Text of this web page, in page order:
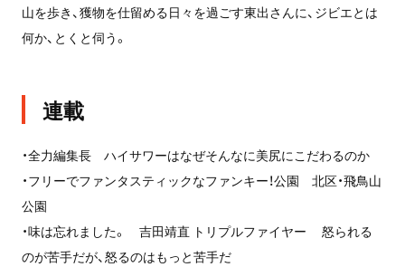
山を歩き、獲物を仕留める日々を過ごす東出さんに、ジビエとは
何か、とくと伺う。
連載
・全力編集長 ハイサワーはなぜそんなに美尻にこだわるのか
・フリーでファンタスティックなファンキー！公園 北区・飛鳥山
公園
・味は忘れました。 吉田靖直 トリプルファイヤー 怒られる
のが苦手だが、怒るのはもっと苦手だ